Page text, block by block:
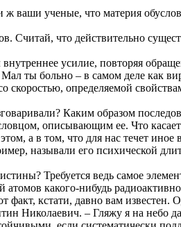
ваши ученые, что материя
Считай, что действительно
усилие, повторяя
Мал ты больно – в самом деле
скоростью, определяемой
Каким образом
описывающим ее. Что
а в том, что для нас течет
называли его психической
Требуется ведь самое
атомов какого-нибудь
факт, кстати, давно вам известен.
Николаевич. – Гляжу я на